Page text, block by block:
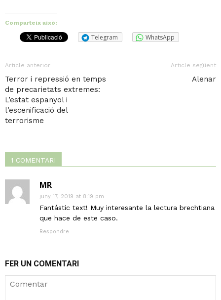
Comparteix això:
Telegram WhatsApp
Article anterior
Terror i repressió en temps
de precarietats extremes:
L’estat espanyol i
l’escenificació del
terrorisme
Article següent
Alenar
1 COMENTARI
MR
juny 17, 2019 at 8:19 pm
Fantástic text! Muy interesante la lectura brechtiana
que hace de este caso.
Respondre
FER UN COMENTARI